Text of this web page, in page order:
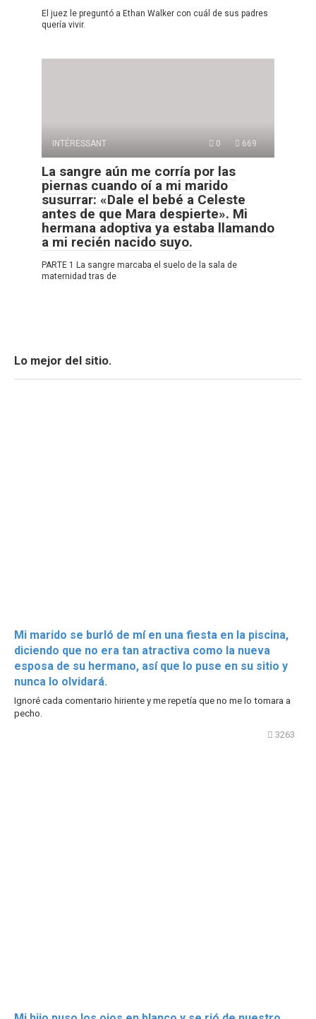
El juez le preguntó a Ethan Walker con cuál de sus padres
quería vivir.
INTÉRESSANT 0 669
La sangre aún me corría por las
piernas cuando oí a mi marido
susurrar: «Dale el bebé a Celeste
antes de que Mara despierte». Mi
hermana adoptiva ya estaba llamando
a mi recién nacido suyo.
PARTE 1 La sangre marcaba el suelo de la sala de
maternidad tras de
Lo mejor del sitio.
Mi marido se burló de mí en una fiesta en la piscina,
diciendo que no era tan atractiva como la nueva
esposa de su hermano, así que lo puse en su sitio y
nunca lo olvidará.
Ignoré cada comentario hiriente y me repetía que no me lo tomara a
pecho.
3263